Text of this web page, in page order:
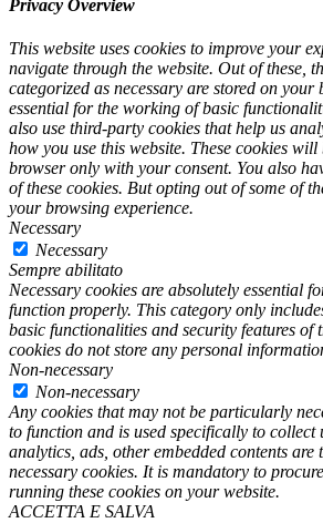
Privacy Overview
This website uses cookies to improve your
navigate through the website. Out of these,
categorized as necessary are stored on your
essential for the working of basic
also use third-party cookies that help us
how you use this website. These cookies
browser only with your consent. You also
of these cookies. But opting out of some of
your browsing experience.
Necessary
Necessary
Sempre abilitato
Necessary cookies are absolutely essential
function properly. This category only
basic functionalities and security features of
cookies do not store any personal
Non-necessary
Non-necessary
Any cookies that may not be particularly
to function and is used specifically to collect
analytics, ads, other embedded contents are
necessary cookies. It is mandatory to
running these cookies on your website.
ACCETTA E SALVA